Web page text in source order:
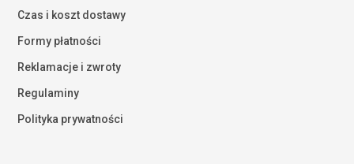
Czas i koszt dostawy
Formy płatności
Reklamacje i zwroty
Regulaminy
Polityka prywatności